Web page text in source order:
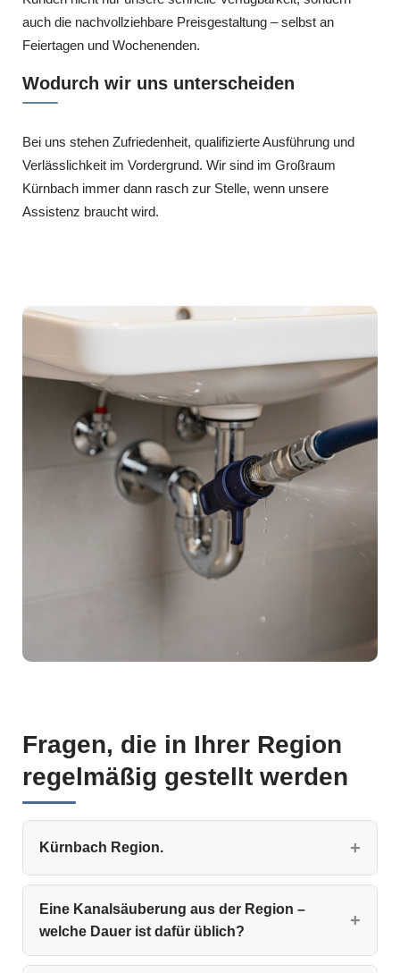
auch die nachvollziehbare Preisgestaltung – selbst an
Feiertagen und Wochenenden.
Wodurch wir uns unterscheiden
Bei uns stehen Zufriedenheit, qualifizierte Ausführung und
Verlässlichkeit im Vordergrund. Wir sind im Großraum
Kürnbach immer dann rasch zur Stelle, wenn unsere
Assistenz braucht wird.
Fragen, die in Ihrer Region
regelmäßig gestellt werden
Kürnbach Region.
Eine Kanalsäuberung aus der Region –
welche Dauer ist dafür üblich?